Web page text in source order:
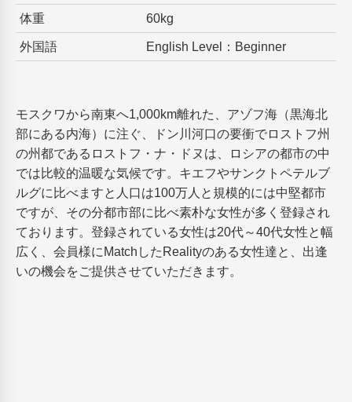
体重 60kg
外国語 English Level：Beginner
モスクワから南東へ1,000km離れた、アゾフ海（黒海北
部にある内海）に注ぐ、ドン川河口の要衝でロストフ州
の州都であるロストフ・ナ・ドヌは、ロシアの都市の中
では比較的温暖な気候です。キエフやサンクトペテルブ
ルグに比べますと人口は100万人と規模的には中堅都市
ですが、その分都市部に比べ素朴な女性が多く登録され
ております。登録されている女性は20代～40代女性と幅
広く、会員様にMatchしたRealityのある女性達と、出逢
いの機会をご提供させていただきます。